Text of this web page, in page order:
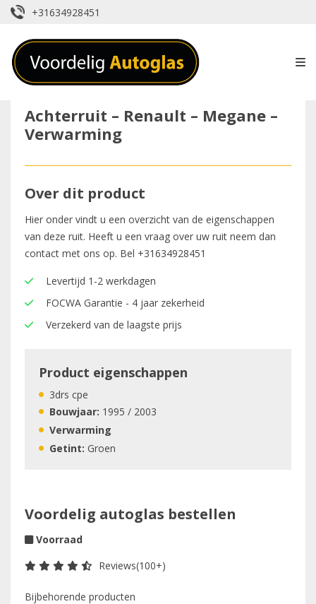
+31634928451
Achterruit – Renault – Megane –
Verwarming
Over dit product
Hier onder vindt u een overzicht van de eigenschappen
van deze ruit. Heeft u een vraag over uw ruit neem dan
contact met ons op. Bel +31634928451
Levertijd 1-2 werkdagen
FOCWA Garantie - 4 jaar zekerheid
Verzekerd van de laagste prijs
Product eigenschappen
3drs cpe
Bouwjaar: 1995 / 2003
Verwarming
Getint: Groen
Voordelig autoglas bestellen
Voorraad
Reviews(100+)
Bijbehorende producten